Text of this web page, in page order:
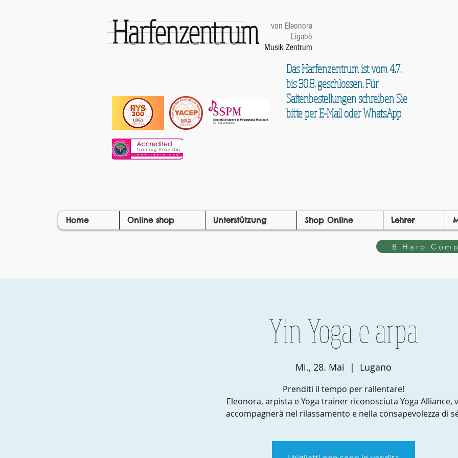
Harfenzentrum
von Eleonora
Ligabò
Musik Zentrum
Das Harfenzentrum ist vom 4.7.
bis 30.8. geschlossen. Für
Saitenbestellungen schreiben Sie
bitte per E-Mail oder WhatsApp
Home Online shop Unterstützung Shop Online Lehrer
B Harp
Yin Yoga e arpa
Mi., 28. Mai
  |
Lugano
Prenditi il tempo per rallentare!
Eleonora, arpista e Yoga trainer riconosciuta Yoga Alliance,
accompagnerà nel rilassamento e nella consapevolezza di